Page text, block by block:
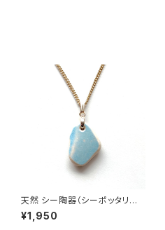
天然 シー陶器（シーポッタリー）
ネックレス PN-26
¥1,950